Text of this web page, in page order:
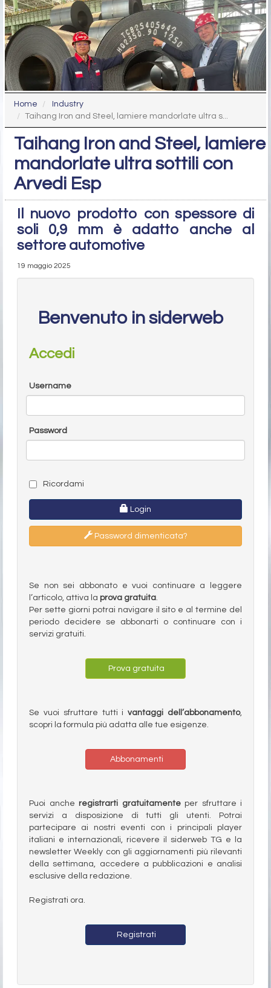
Home
Industry
Taihang Iron and Steel, lamiere mandorlate ultra s...
Taihang Iron and Steel, lamiere
mandorlate ultra sottili con
Arvedi Esp
Il nuovo prodotto con spessore di
soli 0,9 mm è adatto anche al
settore automotive
19 maggio 2025
Benvenuto in siderweb
Accedi
Username
Password
Ricordami
Login
Password dimenticata?
Se non sei abbonato e vuoi continuare a leggere
l’articolo, attiva la prova gratuita.
Per sette giorni potrai navigare il sito e al termine del
periodo decidere se abbonarti o continuare con i
servizi gratuiti.
Prova gratuita
Se vuoi sfruttare tutti ivantaggi dell’abbonamento,
scopri la formula più adatta alle tue esigenze.
Abbonamenti
Puoi anche registrarti gratuitamenteper sfruttare i
servizi a disposizione di tutti gli utenti. Potrai
partecipare ai nostri eventi con i principali player
italiani e internazionali, ricevere il siderweb TG e la
newsletter Weekly con gli aggiornamenti più rilevanti
della settimana, accedere a pubblicazioni e analisi
esclusive della redazione.
Registrati ora.
Registrati